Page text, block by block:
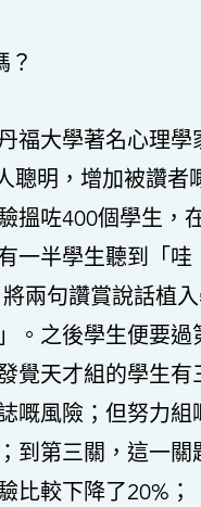
？
福大學著名心理學
聰明，增加被讚者
搵咗400個學生，
一半學生聽到「哇
兩句讚賞說話植
。之後學生便要過
覺天才組的學生
嘅風險；但努力組
到第三關，這一關
比較下降了20%；